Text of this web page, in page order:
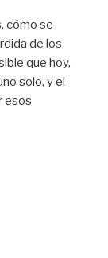
cómo se
de los
que hoy,
solo, y el
esos